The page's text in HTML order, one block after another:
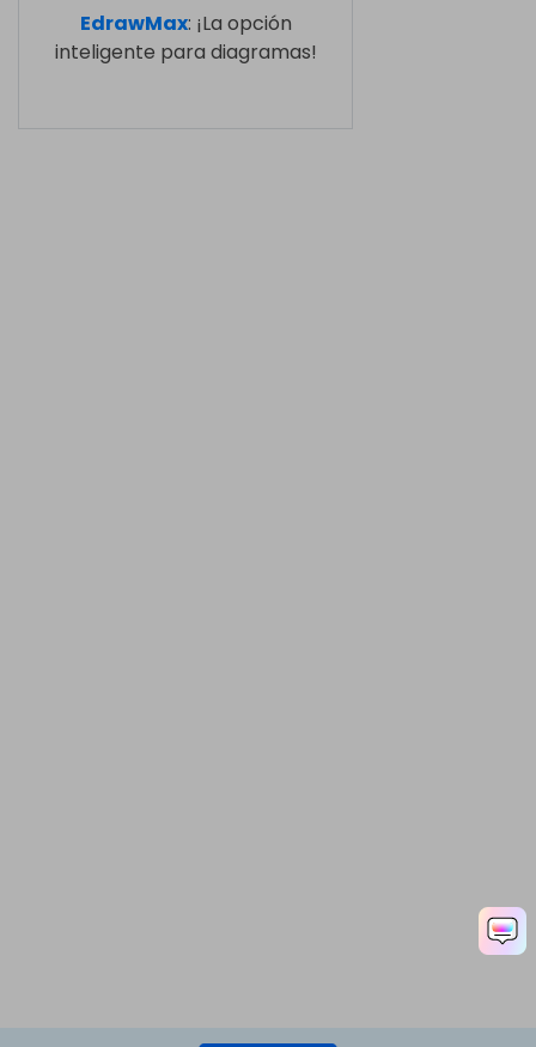
EdrawMax: ¡La opción
inteligente para diagramas!